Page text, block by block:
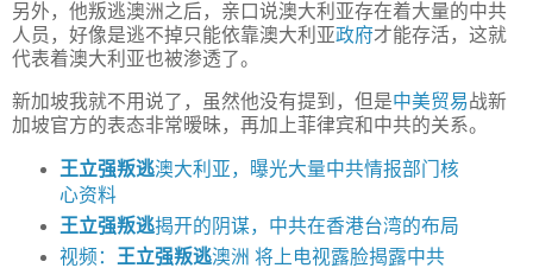
另外，他叛逃澳洲之后，亲口说澳大利亚存在着大量的中共
人员，好像是逃不掉只能依靠澳大利亚政府才能存活，这就
代表着澳大利亚也被渗透了。
新加坡我就不用说了，虽然他没有提到，但是中美贸易战新
加坡官方的表态非常暧昧，再加上菲律宾和中共的关系。
王立强叛逃澳大利亚，曝光大量中共情报部门核
心资料
王立强叛逃揭开的阴谋，中共在香港台湾的布局
视频：
王立强叛逃澳洲 将上电视露脸揭露中共